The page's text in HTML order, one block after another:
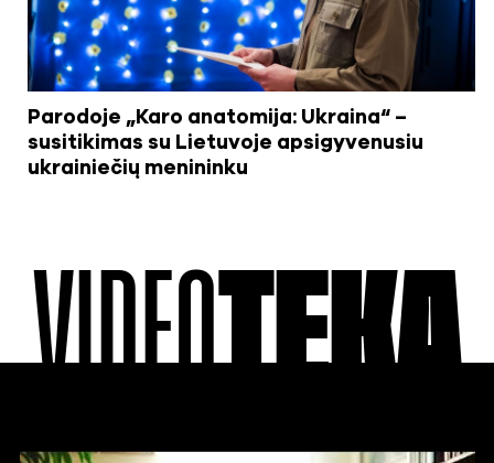
Parodoje „Karo anatomija: Ukraina“ –
susitikimas su Lietuvoje apsigyvenusiu
ukrainiečių menininku
VIDEOTEKA